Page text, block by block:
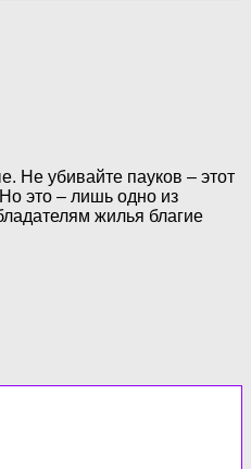
Не убивайте пауков – этот
это – лишь одно из
жилья благие